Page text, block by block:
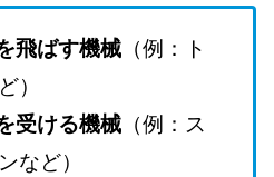
飛ばす機械（例：ト
）
受ける機械（例：ス
など）